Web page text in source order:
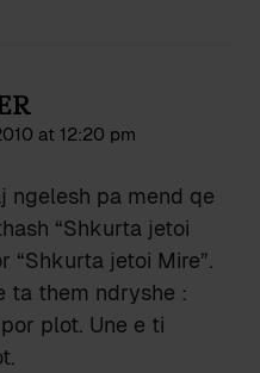
at 12:20 pm
ngelesh pa mend qe
“Shkurta jetoi
“Shkurta jetoi Mire”.
ta them ndryshe :
plot. Une e ti